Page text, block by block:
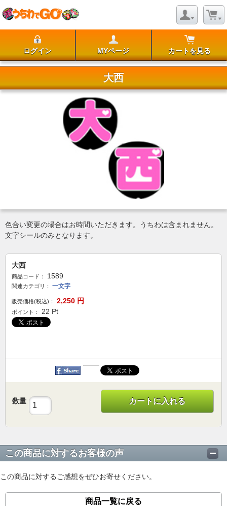
ログイン MYページ カートを見る
大西
色合い変更の場合はお時間いただきます。うちわは含まれません。
文字シールのみとなります。
大西
商品コード： 1589
関連カテゴリ： 一文字
販売価格(税込)： 2,250 円
ポイント： 22 Pt
数量 カートに入れる
この商品に対するお客様の声
この商品に対するご感想をぜひお寄せください。
商品一覧に戻る